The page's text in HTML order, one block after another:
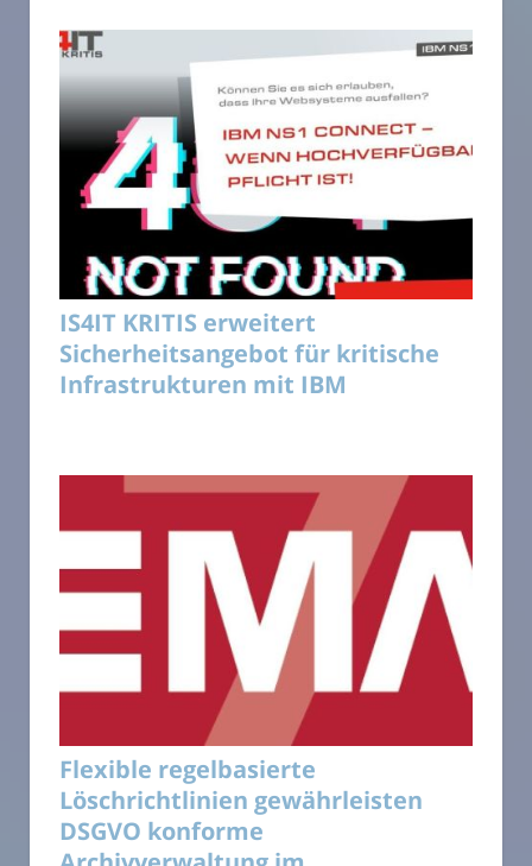
IS4IT KRITIS erweitert
Sicherheitsangebot für kritische
Infrastrukturen mit IBM
Flexible regelbasierte
Löschrichtlinien gewährleisten
DSGVO konforme